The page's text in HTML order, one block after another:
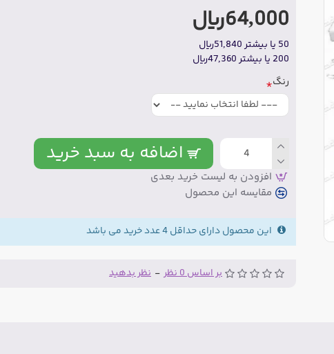
بر اساس 0 نظر - نظر بدهید
64,000ریال
50 یا بیشتر 51,840ریال
200 یا بیشتر 47,360ریال
رنگ
اضافه به سبد خرید
افزودن به لیست خرید بعدی
مقایسه این محصول
این محصول دارای حداقل 4 عدد خرید می باشد